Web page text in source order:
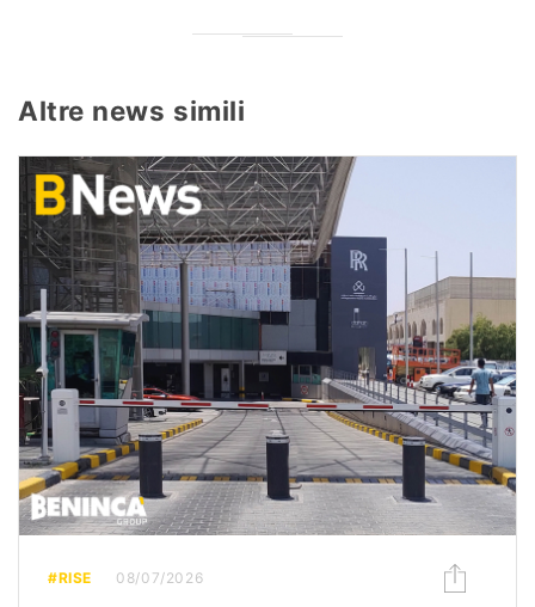
Altre news simili
#RISE 08/07/2026